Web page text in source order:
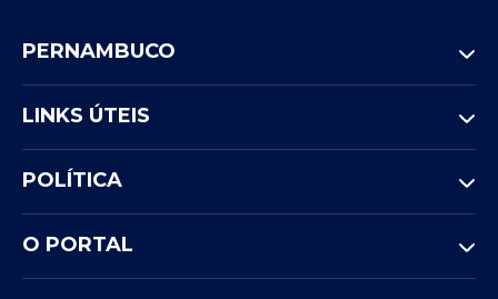
PERNAMBUCO
LINKS ÚTEIS
POLÍTICA
O PORTAL